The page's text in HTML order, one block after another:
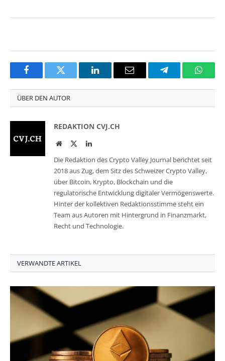
FacebookTwitter LinkedInEmail Telegram
ÜBER DEN AUTOR
REDAKTION CVJ.CH
WebsiteTwitterLinkedIn
Die Redaktion des Crypto Valley Journal berichtet seit
2018 aus Zug, dem Sitz des Schweizer Crypto Valley,
über Bitcoin, Krypto, Blockchain und die
regulatorische Entwicklung digitaler Vermögenswerte.
Hinter der kollektiven Redaktionsstimme steht ein
Team aus Autoren mit Hintergrund in Finanzmarkt,
Recht und Technologie.
VERWANDTE ARTIKEL